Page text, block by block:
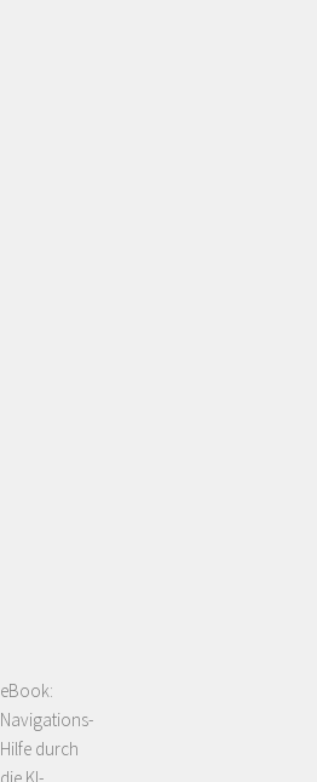
eBook:
Navigations-
Hilfe durch